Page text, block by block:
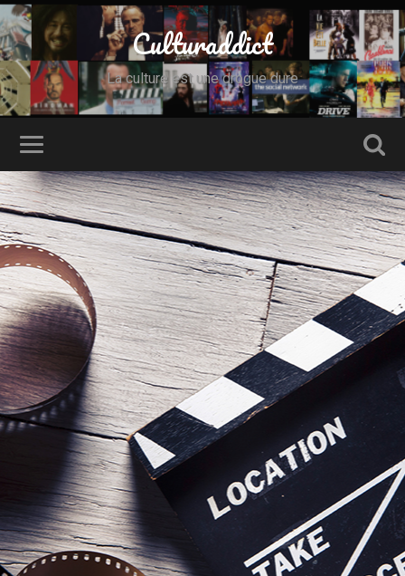
Culturaddict
La culture est une drogue dure